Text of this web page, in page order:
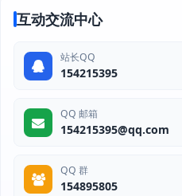
互动交流中心
站长QQ
154215395
QQ 邮箱
154215395@qq.com
QQ 群
154895805